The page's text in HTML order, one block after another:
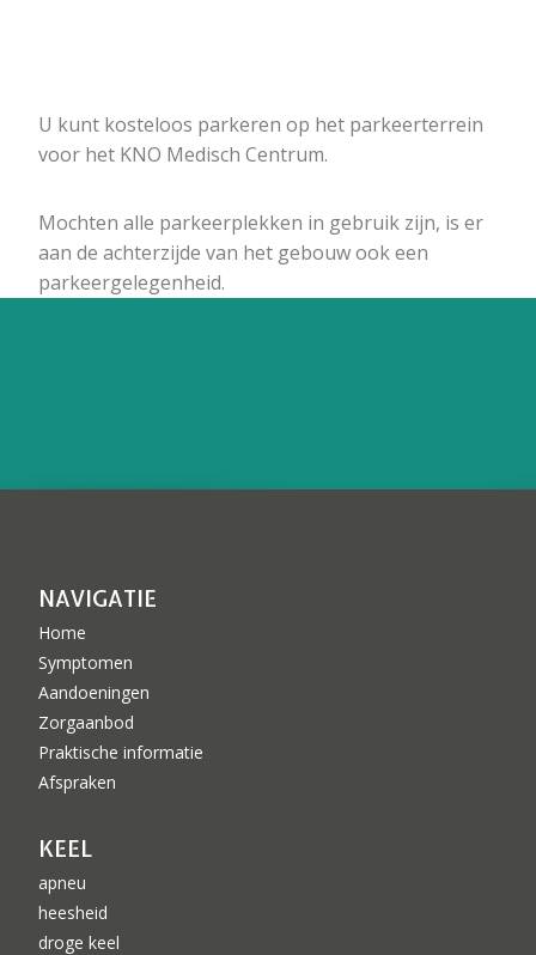
U kunt kosteloos parkeren op het parkeerterrein
voor het KNO Medisch Centrum.
Mochten alle parkeerplekken in gebruik zijn, is er
aan de achterzijde van het gebouw ook een
parkeergelegenheid.
NAVIGATIE
Home
Symptomen
Aandoeningen
Zorgaanbod
Praktische informatie
Afspraken
KEEL
apneu
heesheid
droge keel